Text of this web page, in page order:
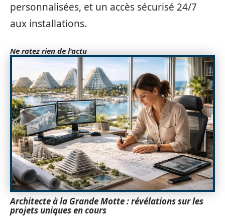
personnalisées, et un accès sécurisé 24/7
aux installations.
Ne ratez rien de l'actu
Architecte à la Grande Motte : révélations sur les
projets uniques en cours